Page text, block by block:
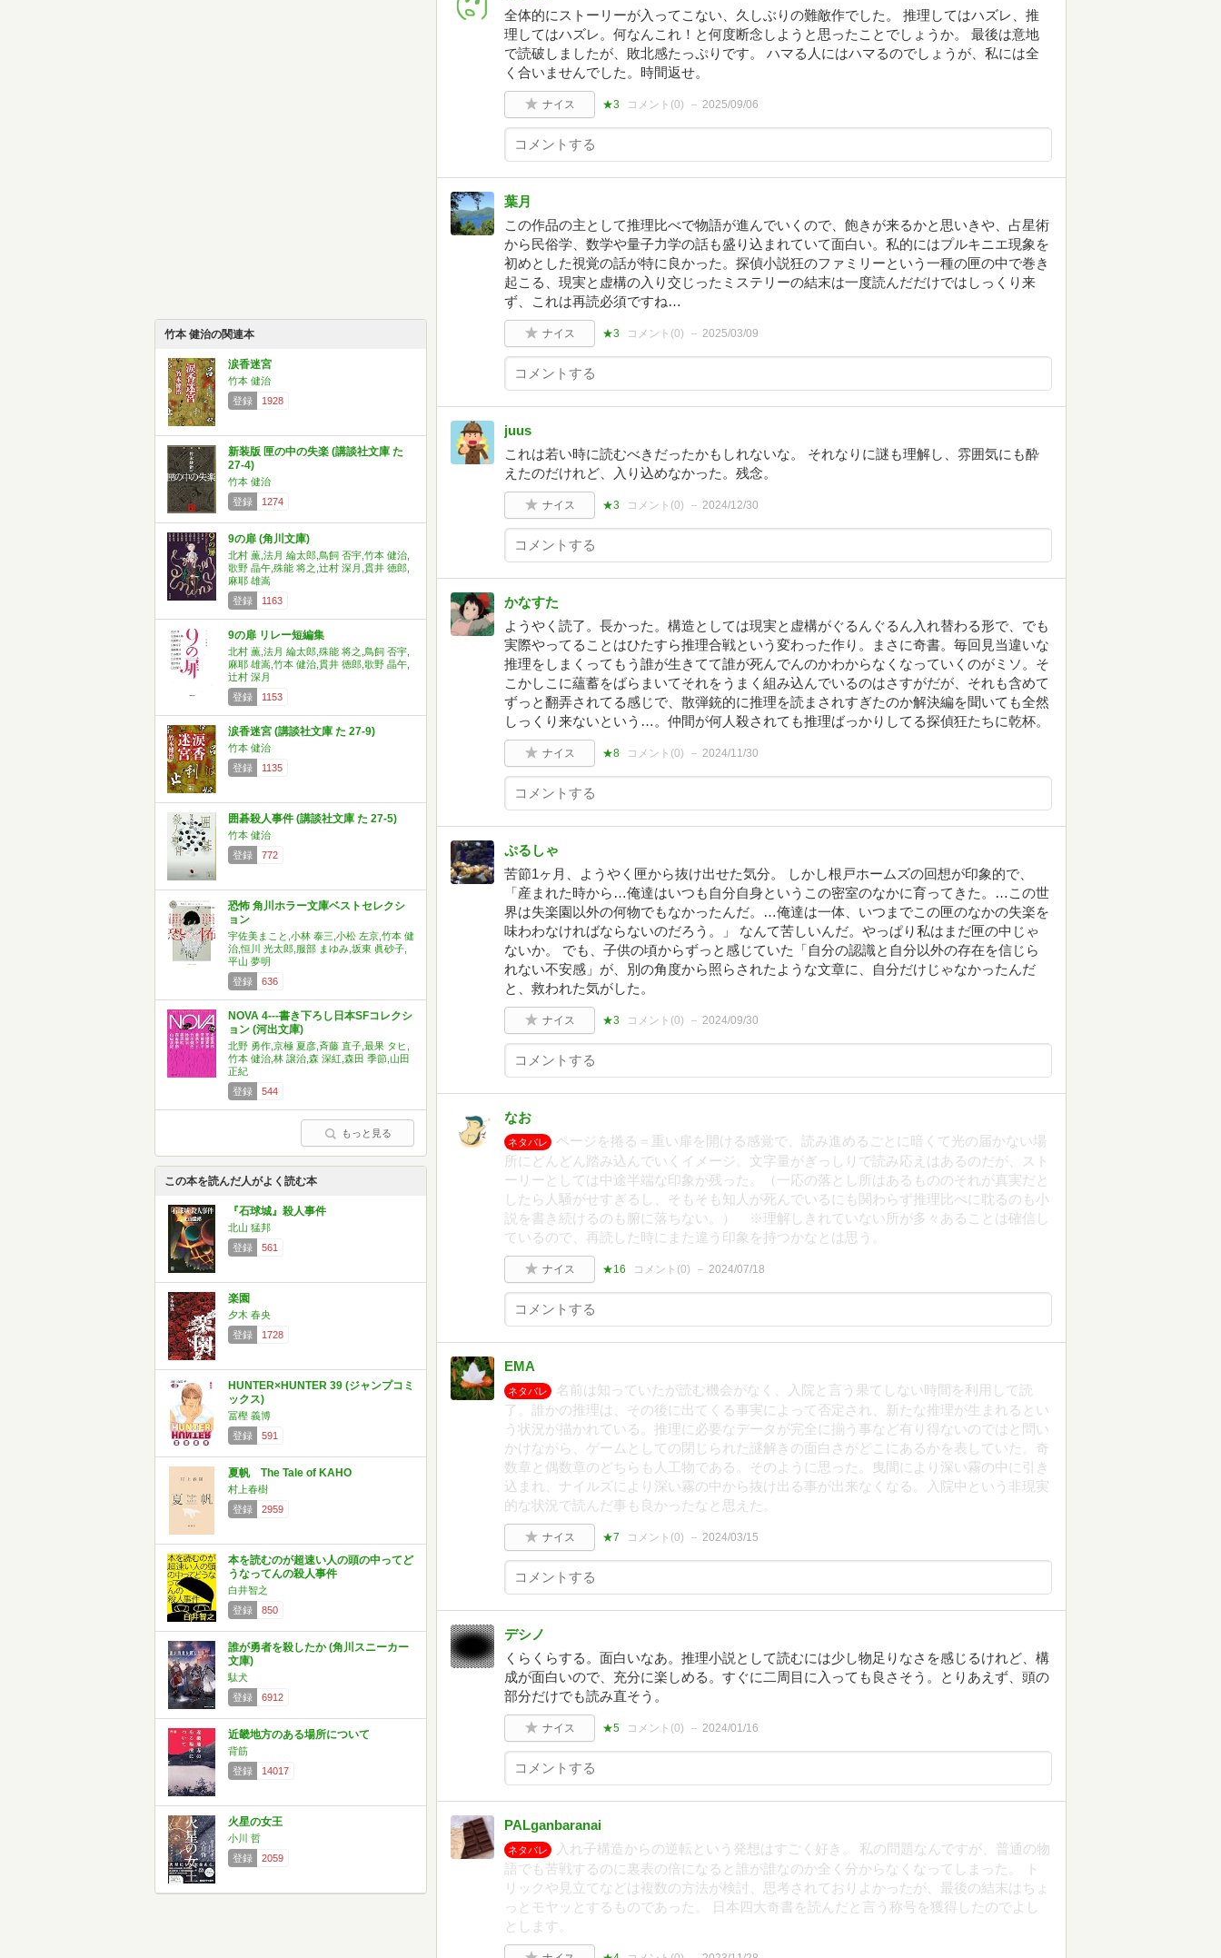
竹本 健治の関連本
涙香迷宮
竹本 健治
登録
1928
新装版 匣の中の失楽 (講談社文庫 た
27-4)
竹本 健治
登録
1274
9の扉 (角川文庫)
北村 薫,法月 綸太郎,鳥飼 否宇,竹本 健治,
歌野 晶午,殊能 将之,辻村 深月,貫井 徳郎,
麻耶 雄嵩
登録
1163
9の扉 リレー短編集
北村 薫,法月 綸太郎,殊能 将之,鳥飼 否宇,
麻耶 雄嵩,竹本 健治,貫井 徳郎,歌野 晶午,
辻村 深月
登録
1153
涙香迷宮 (講談社文庫 た 27-9)
竹本 健治
登録
1135
囲碁殺人事件 (講談社文庫 た 27-5)
竹本 健治
登録
772
恐怖 角川ホラー文庫ベストセレクシ
ョン
宇佐美まこと,小林 泰三,小松 左京,竹本 健
治,恒川 光太郎,服部 まゆみ,坂東 眞砂子,
平山 夢明
登録
636
NOVA 4---書き下ろし日本SFコレクシ
ョン (河出文庫)
北野 勇作,京極 夏彦,斉藤 直子,最果 タヒ,
竹本 健治,林 譲治,森 深紅,森田 季節,山田
正紀
登録
544
もっと見る
この本を読んだ人がよく読む本
『石球城』殺人事件
北山 猛邦
登録
561
楽園
夕木 春央
登録
1728
HUNTER×HUNTER 39 (ジャンプコミ
ックス)
冨樫 義博
登録
591
夏帆 The Tale of KAHO
村上春樹
登録
2959
本を読むのが超速い人の頭の中ってど
うなってんの殺人事件
白井智之
登録
850
誰が勇者を殺したか (角川スニーカー
文庫)
駄犬
登録
6912
近畿地方のある場所について
背筋
登録
14017
火星の女王
小川 哲
登録
2059
全体的にストーリーが入ってこない、久しぶりの難敵作でした。 推理してはハズレ、推
理してはハズレ。何なんこれ！と何度断念しようと思ったことでしょうか。 最後は意地
で読破しましたが、敗北感たっぷりです。 ハマる人にはハマるのでしょうが、私には全
く合いませんでした。時間返せ。
ナイス ★3 コメント(0) 2025/09/06
葉月
この作品の主として推理比べで物語が進んでいくので、飽きが来るかと思いきや、占星術
から民俗学、数学や量子力学の話も盛り込まれていて面白い。私的にはプルキニエ現象を
初めとした視覚の話が特に良かった。探偵小説狂のファミリーという一種の匣の中で巻き
起こる、現実と虚構の入り交じったミステリーの結末は一度読んだだけではしっくり来
ず、これは再読必須ですね…
ナイス ★3 コメント(0) 2025/03/09
juus
これは若い時に読むべきだったかもしれないな。 それなりに謎も理解し、雰囲気にも酔
えたのだけれど、入り込めなかった。残念。
ナイス ★3 コメント(0) 2024/12/30
かなすた
ようやく読了。長かった。構造としては現実と虚構がぐるんぐるん入れ替わる形で、でも
実際やってることはひたすら推理合戦という変わった作り。まさに奇書。毎回見当違いな
推理をしまくってもう誰が生きてて誰が死んでんのかわからなくなっていくのがミソ。そ
こかしこに蘊蓄をばらまいてそれをうまく組み込んでいるのはさすがだが、それも含めて
ずっと翻弄されてる感じで、散弾銃的に推理を読まされすぎたのか解決編を聞いても全然
しっくり来ないという…。仲間が何人殺されても推理ばっかりしてる探偵狂たちに乾杯。
ナイス ★8 コメント(0) 2024/11/30
ぷるしゃ
苦節1ヶ月、ようやく匣から抜け出せた気分。 しかし根戸ホームズの回想が印象的で、
「産まれた時から…俺達はいつも自分自身というこの密室のなかに育ってきた。…この世
界は失楽園以外の何物でもなかったんだ。…俺達は一体、いつまでこの匣のなかの失楽を
味わわなければならないのだろう。」 なんて苦しいんだ。やっぱり私はまだ匣の中じゃ
ないか。 でも、子供の頃からずっと感じていた「自分の認識と自分以外の存在を信じら
れない不安感」が、別の角度から照らされたような文章に、自分だけじゃなかったんだ
と、救われた気がした。
ナイス ★3 コメント(0) 2024/09/30
なお
ネタバレ
ページを捲る＝重い扉を開ける感覚で、読み進めるごとに暗くて光の届かない場
所にどんどん踏み込んでいくイメージ。文字量がぎっしりで読み応えはあるのだが、スト
ーリーとしては中途半端な印象が残った。（一応の落とし所はあるもののそれが真実だと
したら人騒がせすぎるし、そもそも知人が死んでいるにも関わらず推理比べに耽るのも小
説を書き続けるのも腑に落ちない。） ※理解しきれていない所が多々あることは確信し
ているので、再読した時にまた違う印象を持つかなとは思う。
ナイス ★16 コメント(0) 2024/07/18
EMA
ネタバレ
名前は知っていたが読む機会がなく、入院と言う果てしない時間を利用して読
了。誰かの推理は、その後に出てくる事実によって否定され、新たな推理が生まれるとい
う状況が描かれている。推理に必要なデータが完全に揃う事など有り得ないのではと問い
かけながら、ゲームとしての閉じられた謎解きの面白さがどこにあるかを表していた。奇
数章と偶数章のどちらも人工物である。そのように思った。曳間により深い霧の中に引き
込まれ、ナイルズにより深い霧の中から抜け出る事が出来なくなる。入院中という非現実
的な状況で読んだ事も良かったなと思えた。
ナイス ★7 コメント(0) 2024/03/15
デシノ
くらくらする。面白いなあ。推理小説として読むには少し物足りなさを感じるけれど、構
成が面白いので、充分に楽しめる。すぐに二周目に入っても良さそう。とりあえず、頭の
部分だけでも読み直そう。
ナイス ★5 コメント(0) 2024/01/16
PALganbaranai
ネタバレ
入れ子構造からの逆転という発想はすごく好き。 私の問題なんですが、普通の物
語でも苦戦するのに裏表の倍になると誰が誰なのか全く分からなくなってしまった。 ト
リックや見立てなどは複数の方法が検討、思考されておりよかったが、最後の結末はちょ
っとモヤッとするものであった。 日本四大奇書を読んだと言う称号を獲得したのでよし
とします。